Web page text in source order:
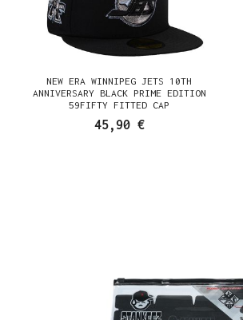
NEW ERA WINNIPEG JETS 10TH
ANNIVERSARY BLACK PRIME EDITION
59FIFTY FITTED CAP
45,90 €